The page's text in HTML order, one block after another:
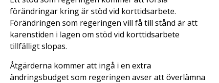
förändringar kring är stöd vid korttidsarbete.
Förändringen som regeringen vill få till stånd är att
karenstiden i lagen om stöd vid korttidsarbete
tillfälligt slopas.
Åtgärderna kommer att ingå i en extra
ändringsbudget som regeringen avser att överlämna